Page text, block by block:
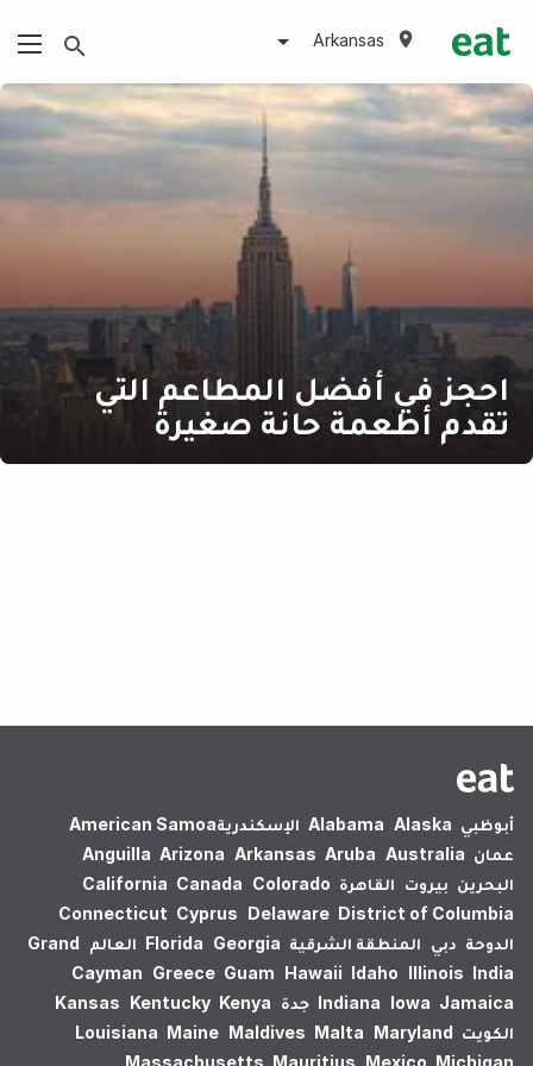
Arkansas
احجز في أفضل المطاعم التي
تقدم أطعمة حانة صغيرة
أبوظبي Alabama Alaska الإسكندرية‎American Samoa
عمان
Anguilla Arizona Arkansas Aruba Australia
البحرين بيروت القاهرة California Canada Colorado
Connecticut Cyprus Delaware District of Columbia
الدوحة دبي المنطقة الشرقية Florida Georgia العالم
Grand
Cayman Greece Guam Hawaii Idaho Illinois India
Indiana Iowa Jamaica جدة Kansas Kentucky Kenya
الكويت
Louisiana Maine Maldives Malta Maryland